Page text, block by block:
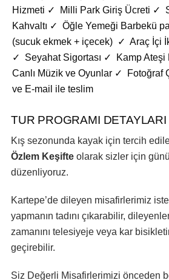
Hizmeti ✓ Milli Park Giriş Ücreti ✓
Kahvaltı ✓ Öğle Yemeği Barbekü
(sucuk ekmek + içecek) ✓ Araç İçi
✓ Seyahat Sigortası ✓ Kamp Ateşi
Canlı Müzik ve Oyunlar ✓ Fotoğraf
ve E-mail ile teslim
TUR PROGRAMI DETAYLARI
Kış sezonunda kayak için tercih
Özlem Keşifte olarak sizler için
düzenliyoruz.
Kartepe’de dileyen misafirlerimiz
yapmanın tadını çıkarabilir,
zamanını telesiyeje veya kar
geçirebilir.
Siz Değerli Misafirlerimizi önceden